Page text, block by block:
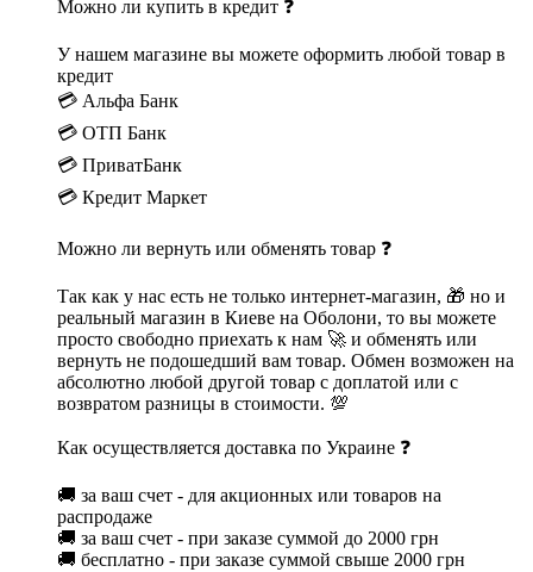
Можно ли купить в кредит ❓
У нашем магазине вы можете оформить любой товар в
кредит
💳 Альфа Банк
💳 ОТП Банк
💳 ПриватБанк
💳 Кредит Маркет
Можно ли вернуть или обменять товар ❓
Так как у нас есть не только интернет-магазин, 🎁 но и
реальный магазин в Киеве на Оболони, то вы можете
просто свободно приехать к нам 🚀 и обменять или
вернуть не подошедший вам товар. Обмен возможен на
абсолютно любой другой товар с доплатой или с
возвратом разницы в стоимости. 💯
Как осуществляется доставка по Украине ❓
🚚 за ваш счет - для акционных или товаров на
распродаже
🚚 за ваш счет - при заказе суммой до 2000 грн
🚚 бесплатно - при заказе суммой свыше 2000 грн